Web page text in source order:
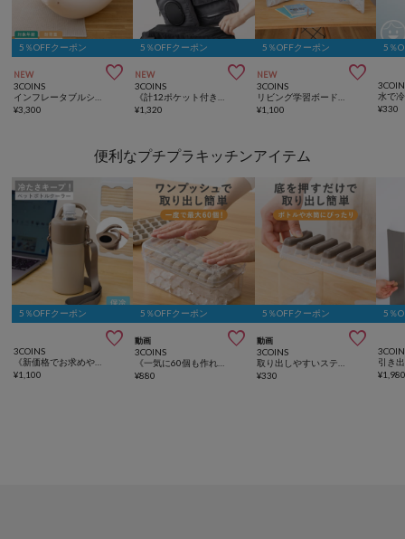
5％OFFクーポン
NEW 
3COINS
¥3,300
5％OFFクーポン
NEW 
3COINS
¥1,320
5％OFFクーポン
NEW 
3COINS
¥1,100
5％
¥330
便利なプチプラキッチンアイテム
5％OFFクーポン

3COINS
¥1,100
5％OFFクーポン
動画 
3COINS
¥880
5％OFFクーポン
動画 
3COINS
¥330
5％
¥